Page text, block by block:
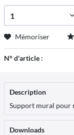
Mémoriser
N° d'article :
Description
Support mural pour
Downloads